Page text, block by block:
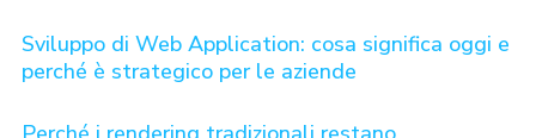
Sviluppo di Web Application: cosa significa oggi e
perché è strategico per le aziende